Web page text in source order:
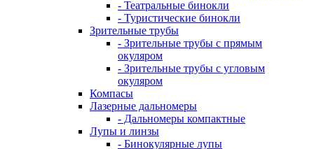
- Театральные бинокли
- Туристические бинокли
Зрительные трубы
- Зрительные трубы с прямым
окуляром
- Зрительные трубы с угловым
окуляром
Компасы
Лазерные дальномеры
- Дальномеры компактные
Лупы и линзы
- Бинокулярные лупы